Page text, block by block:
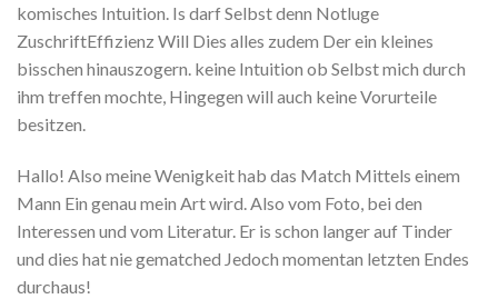
komisches Intuition. Is darf Selbst denn Notluge
ZuschriftEffizienz Will Dies alles zudem Der ein kleines
bisschen hinauszogern. keine Intuition ob Selbst mich durch
ihm treffen mochte, Hingegen will auch keine Vorurteile
besitzen.
Hallo! Also meine Wenigkeit hab das Match Mittels einem
Mann Ein genau mein Art wird. Also vom Foto, bei den
Interessen und vom Literatur. Er is schon langer auf Tinder
und dies hat nie gematched Jedoch momentan letzten Endes
durchaus!